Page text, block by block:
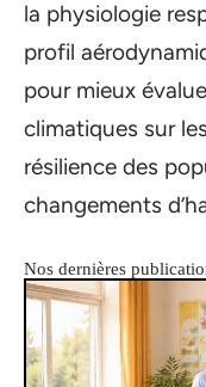
la physiologie
profil
pour mieux
climatiques sur
résilience des
changements
Nos dernières